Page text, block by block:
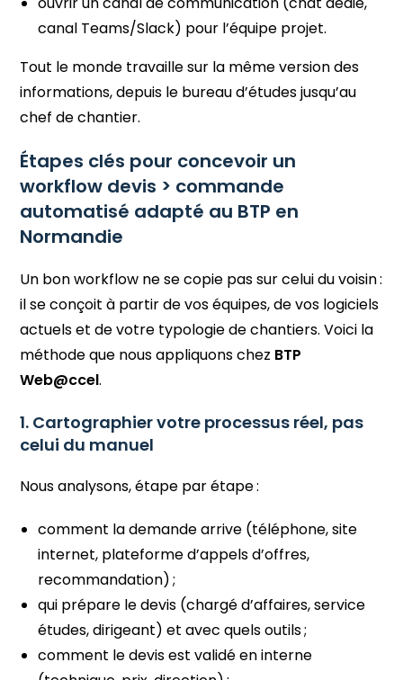
canal Teams/Slack) pour l’équipe projet.
Tout le monde travaille sur la même version des
informations, depuis le bureau d’études jusqu’au
chef de chantier.
Étapes clés pour concevoir un
workflow devis > commande
automatisé adapté au BTP en
Normandie
Un bon workflow ne se copie pas sur celui du voisin :
il se conçoit à partir de vos équipes, de vos logiciels
actuels et de votre typologie de chantiers. Voici la
méthode que nous appliquons chez BTP
Web@ccel.
1. Cartographier votre processus réel, pas
celui du manuel
Nous analysons, étape par étape :
comment la demande arrive (téléphone, site
internet, plateforme d’appels d’offres,
recommandation) ;
qui prépare le devis (chargé d’affaires, service
études, dirigeant) et avec quels outils ;
comment le devis est validé en interne